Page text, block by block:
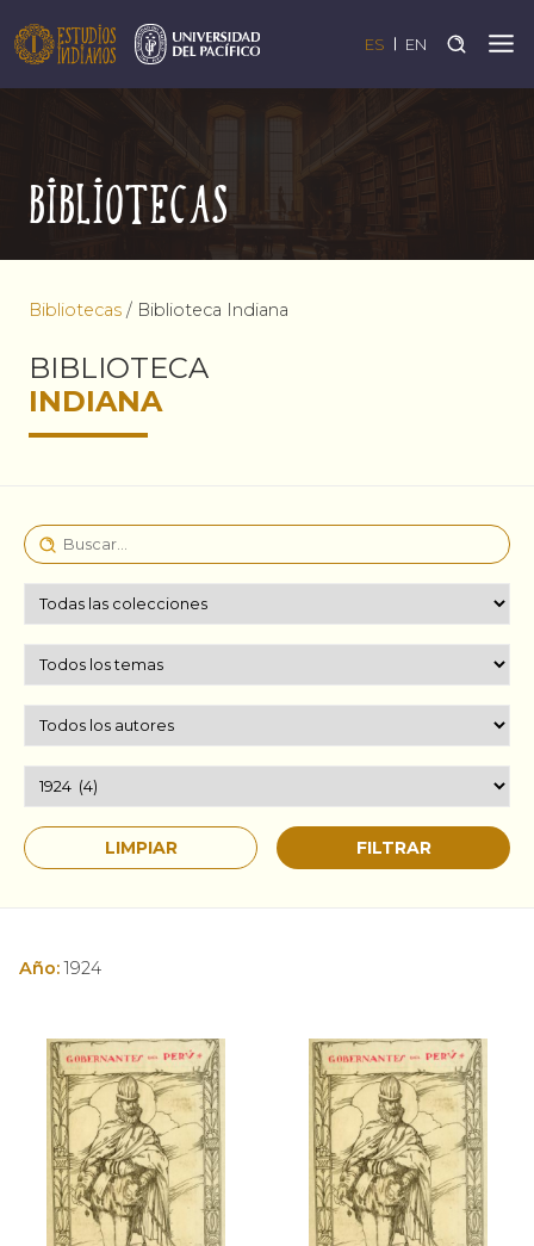
ES EN
Bibliotecas
Bibliotecas / Biblioteca Indiana
BIBLIOTECA
INDIANA
Año:1924